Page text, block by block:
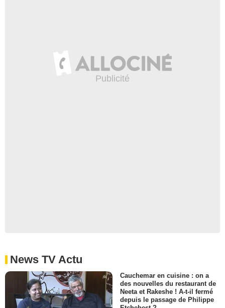
News TV Actu
Cauchemar en cuisine : on a
des nouvelles du restaurant de
Neeta et Rakeshe ! A-t-il fermé
depuis le passage de Philippe